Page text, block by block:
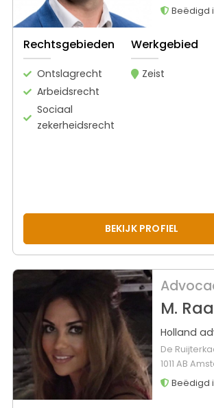
Beëdigd
Rechtsgebieden
Ontslagrecht
Arbeidsrecht
Sociaal
zekerheidsrecht
Werkgebied
Zeist
BEKIJK PROFIEL
M.
Holland
De
1011 AB
Beëdigd